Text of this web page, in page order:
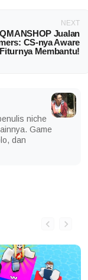
NEXT
Jualan
CS-nya Aware
Membantu!
niche
Game
dan